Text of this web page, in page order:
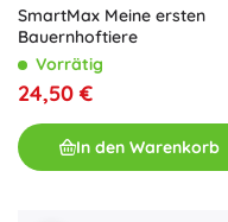
SmartMax Meine ersten
Bauernhoftiere
Vorrätig
24,50 €
In den Warenkorb